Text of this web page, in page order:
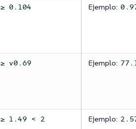
≥ 0.104 Ejemplo:
≥ v0.69 Ejemplo:
≥ 1.49 < 2 Ejemplo: